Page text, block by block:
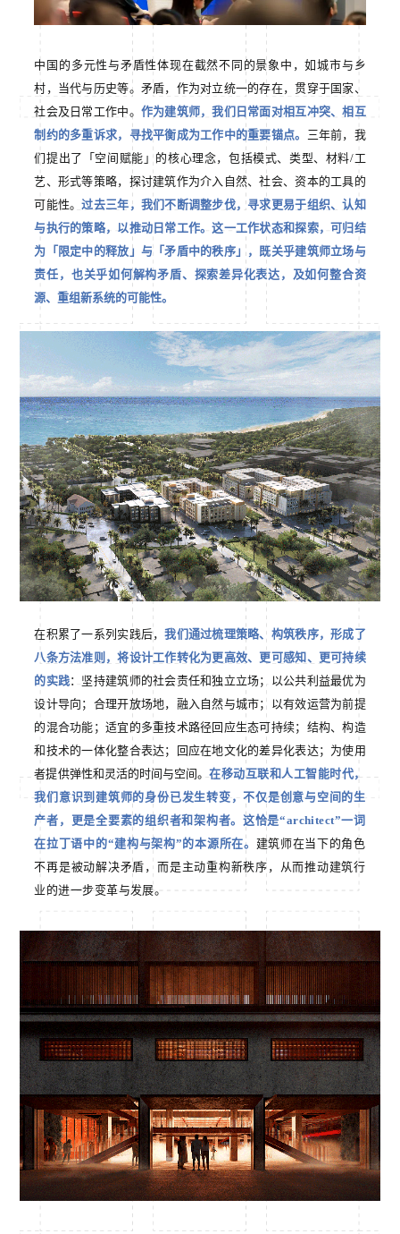
中国的多元性与矛盾性体现在截然不同的景象中，如城市与乡
村，当代与历史等。矛盾，作为对立统一的存在，贯穿于国家、
社会及日常工作中。 作为建筑师，我们日常面对相互冲突、相互
制约的多重诉求，寻找平衡成为工作中的重要锚点。 三年前，我
们提出了「空间赋能」的核心理念，包括模式、类型、材料/工
艺、形式等策略，探讨建筑作为介入自然、社会、资本的工具的
可能性。过去三年，我们不断调整步伐，寻求更易于组织、认知
与执行的策略，以推动日常工作。这一工作状态和探索，可归结
为「限定中的释放」与「矛盾中的秩序」，既关乎建筑师立场与
责任，也关乎如何解构矛盾、探索差异化表达，及如何整合资
源、重组新系统的可能性。
在积累了一系列实践后，我们通过梳理策略、构筑秩序，形成了
八条方法准则，将设计工作转化为更高效、更可感知、更可持续
的实践：坚持建筑师的社会责任和独立立场；以公共利益最优为
设计导向；合理开放场地，融入自然与城市；以有效运营为前提
的混合功能；适宜的多重技术路径回应生态可持续；结构、构造
和技术的一体化整合表达；回应在地文化的差异化表达；为使用
者提供弹性和灵活的时间与空间。在移动互联和人工智能时代，
我们意识到建筑师的身份已发生转变，不仅是创意与空间的生
产者，更是全要素的组织者和架构者。这恰是“architect”一词
在拉丁语中的“建构与架构”的本源所在。 建筑师在当下的角色
不再是被动解决矛盾，而是主动重构新秩序，从而推动建筑行
业的进一步变革与发展。